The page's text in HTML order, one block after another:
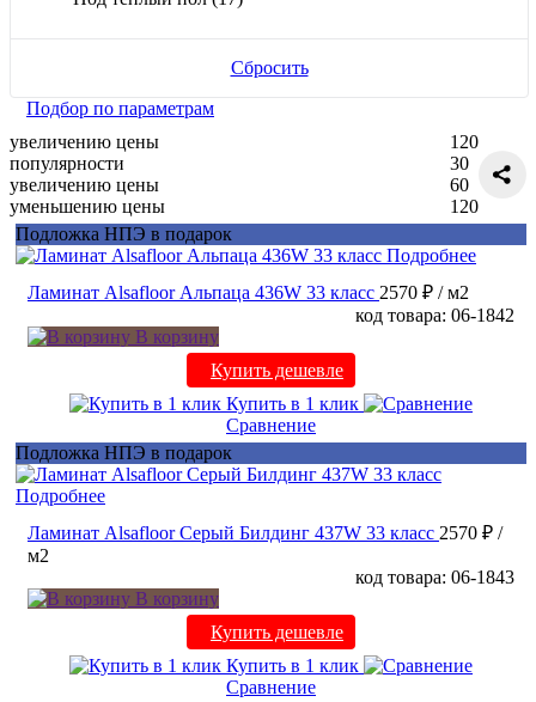
Сбросить
Подбор по параметрам
увеличению цены
популярности
увеличению цены
уменьшению цены
120
30
60
120
Подложка НПЭ в подарок
Подробнее
Ламинат Alsafloor Альпаца 436W 33 класс 2570 ₽ / м2
код товара: 06-1842
В корзину
Купить дешевле
Купить в 1 клик
Сравнение
Подложка НПЭ в подарок
Подробнее
Ламинат Alsafloor Серый Билдинг 437W 33 класс 2570 ₽ /
м2
код товара: 06-1843
В корзину
Купить дешевле
Купить в 1 клик
Сравнение